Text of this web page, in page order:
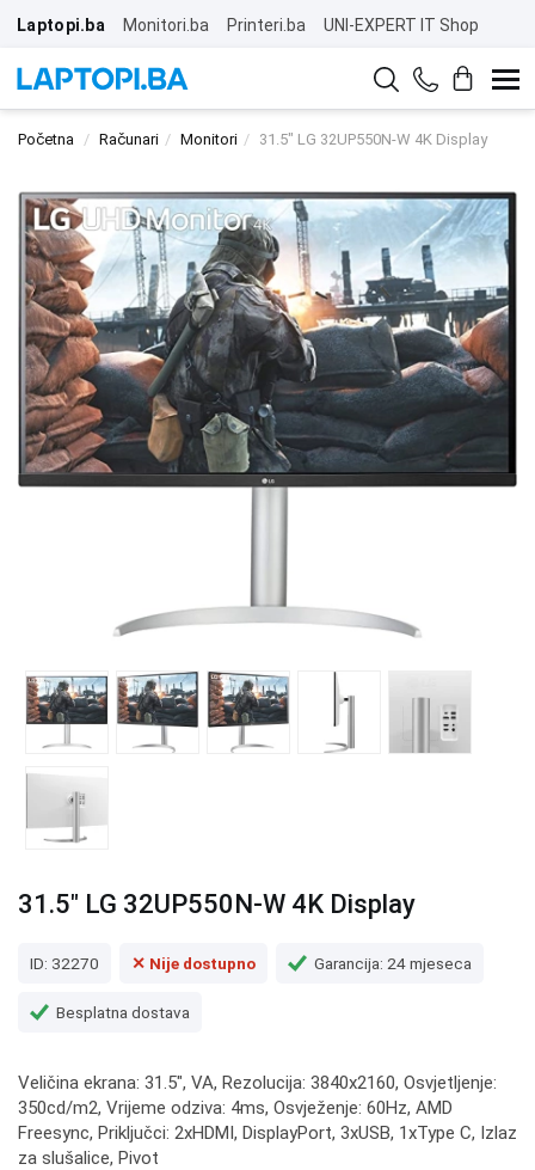
Laptopi.ba Monitori.ba Printeri.ba UNI-EXPERT IT Shop
Početna Računari Monitori 31.5" LG 32UP550N-W 4K Display
31.5" LG 32UP550N-W 4K Display
ID: 32270 ✕ Nije dostupno Garancija: 24 mjeseca
Besplatna dostava
Veličina ekrana: 31.5", VA, Rezolucija: 3840x2160, Osvjetljenje:
350cd/m2, Vrijeme odziva: 4ms, Osvježenje: 60Hz, AMD
Freesync, Priključci: 2xHDMI, DisplayPort, 3xUSB, 1xType C, Izlaz
za slušalice, Pivot